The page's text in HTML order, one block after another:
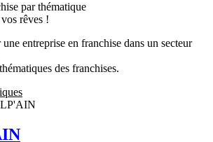
par thématique
rêves !
entreprise en franchise dans un secteur
des franchises.